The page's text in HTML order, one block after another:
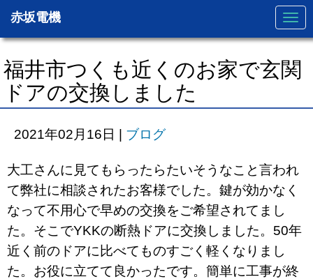
N
a
v
g
a
o
赤坂電機
福井市つくも近くのお家で玄関
ドアの交換しました
2021年02月16日 | ブログ
大工さんに見てもらったらたいそうなこと言われ
て弊社に相談されたお客様でした。鍵が効かなく
なって不用心で早めの交換をご希望されてまし
た。そこでYKKの断熱ドアに交換しました。50年
近く前のドアに比べてものすごく軽くなりまし
た。お役に立てて良かったです。簡単に工事が終